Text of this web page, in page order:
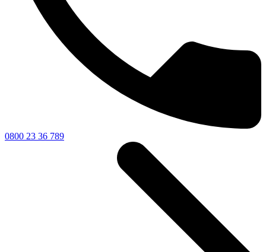
0800 23 36 789